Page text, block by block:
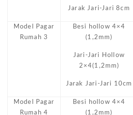
Jarak Jari-Jari 8cm
Model Pagar
Rumah 3
Besi hollow 4×4
(1,2mm)
Jari-Jari Hollow
2×4(1,2mm)
Jarak Jari-Jari 10cm
Model Pagar
Rumah 4
Besi hollow 4×4
(1,2mm)